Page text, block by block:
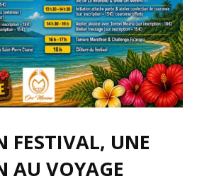
FESTIVAL, UNE
AU VOYAGE